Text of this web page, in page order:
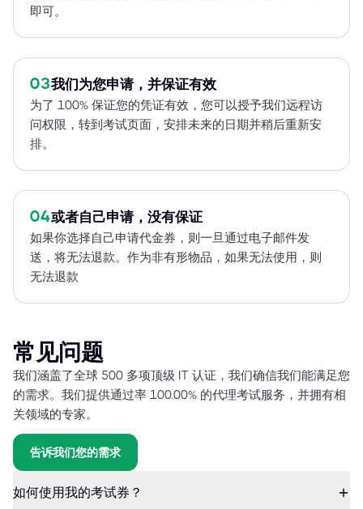
即可。
03我们为您申请，并保证有效
为了 100% 保证您的凭证有效，您可以授予我们远程访
问权限，转到考试页面，安排未来的日期并稍后重新安
排。
04或者自己申请，没有保证
如果你选择自己申请代金券，则一旦通过电子邮件发
送，将无法退款。作为非有形物品，如果无法使用，则
无法退款
常见问题
我们涵盖了全球 500 多项顶级 IT 认证，我们确信我们能满足您
的需求。我们提供通过率 100.00% 的代理考试服务，并拥有相
关领域的专家。
告诉我们您的需求
如何使用我的考试券？